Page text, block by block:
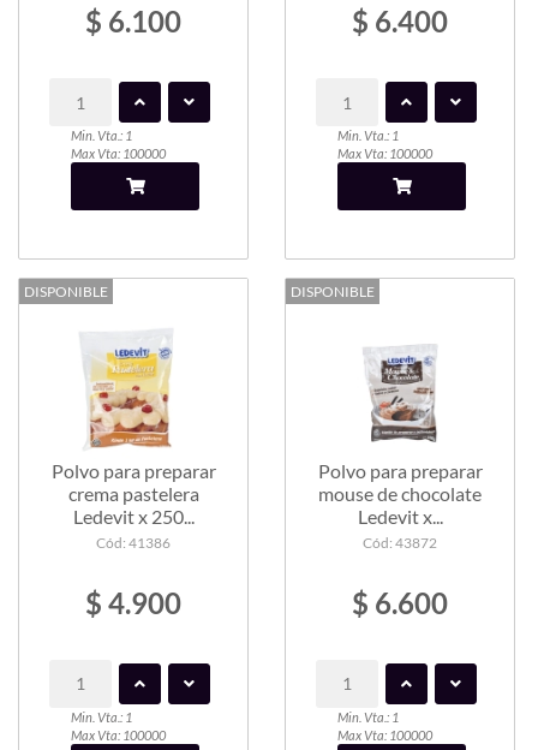
$ 6.100
Min. Vta.: 1
Max Vta: 100000
$ 6.400
Min. Vta.: 1
Max Vta: 100000
DISPONIBLE
Polvo para preparar
crema pastelera
Ledevit x 250...
Cód: 41386
$ 4.900
Min. Vta.: 1
Max Vta: 100000
DISPONIBLE
Polvo para preparar
mouse de chocolate
Ledevit x...
Cód: 43872
$ 6.600
Min. Vta.: 1
Max Vta: 100000